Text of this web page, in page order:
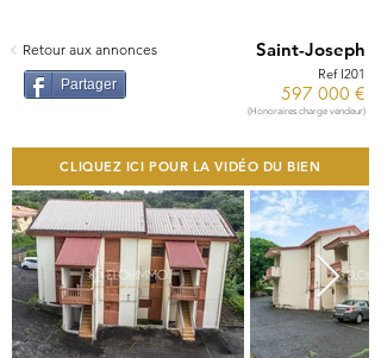
Saint-Joseph
Retour aux annonces
Partager
Ref I201
597 000 €
(Honoraires charge vendeur)
CLIQUEZ ICI POUR LA VIDÉO DU BIEN